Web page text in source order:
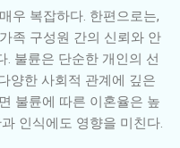
우 복잡하다. 한편으로는,
족 구성원 간의 신뢰와 안
. 불륜은 단순한 개인의 선
양한 사회적 관계에 깊은
불륜에 따른 이혼율은 높
인식에도 영향을 미친다.